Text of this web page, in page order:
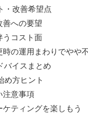
・改善希望点
善への要望
うコスト面
の運用まわりでやや
バイスまとめ
め方ヒント
注意事項
ティングを楽しもう